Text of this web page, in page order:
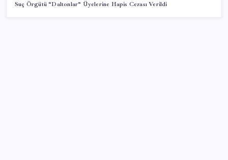
Suç Örgütü “Daltonlar” Üyelerine Hapis Cezası Verildi